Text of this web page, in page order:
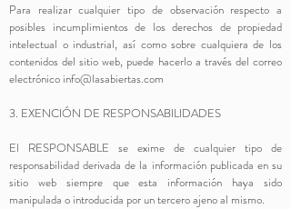
Para realizar cualquier tipo de observación respecto a
posibles incumplimientos de los derechos de propiedad
intelectual o industrial, así como sobre cualquiera de los
contenidos del sitio web, puede hacerlo a través del correo
electrónico info@lasabiertas.com
3. EXENCIÓN DE RESPONSABILIDADES
El RESPONSABLE se exime de cualquier tipo de
responsabilidad derivada de la información publicada en su
sitio web siempre que esta información haya sido
manipulada o introducida por un tercero ajeno al mismo.